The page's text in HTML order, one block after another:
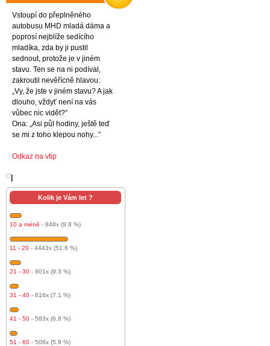
Vstoupí do přeplněného
autobusu MHD mladá dáma a
poprosí nejblíže sedícího
mladíka, zda by ji pustil
sednout, protože je v jiném
stavu. Ten se na ni podíval,
zakroutil nevěřícně hlavou:
„Vy, že jste v jiném stavu? A jak
dlouho, vždyť není na vás
vůbec nic vidět?”
Ona: „Asi půl hodiny, ještě teď
se mi z toho klepou nohy...”
Odkaz na vtip
Kolik je Vám let ?
10 a méně - 848x (9.8 %)
11 - 20 - 4443x (51.6 %)
21 - 30 - 801x (9.3 %)
31 - 40 - 616x (7.1 %)
41 - 50 - 583x (6.8 %)
51 - 60 - 508x (5.9 %)